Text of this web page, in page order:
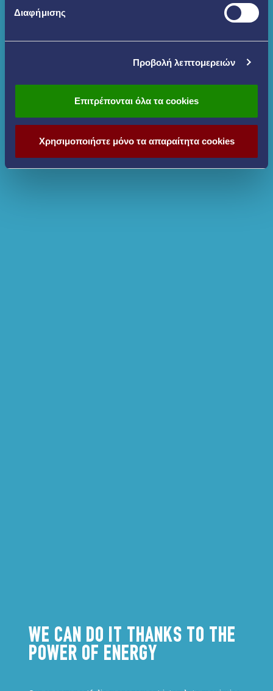
Διαφήμισης
Προβολή λεπτομερειών
Επιτρέπονται όλα τα cookies
Χρησιμοποιήστε μόνο τα απαραίτητα cookies
WE CAN DO IT THANKS TO THE
POWER OF ENERGY